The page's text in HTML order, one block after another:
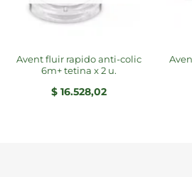
avent fluir rapido anti-colic
6m+ tetina x 2 u.
$ 16.528,02
avent 6-18 i love papa nena